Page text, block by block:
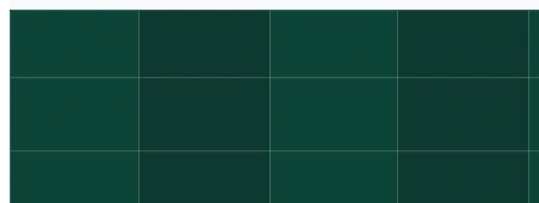
Znajdź termin, który najbardziej odpowiada wszystkim
Lista zapisów
Umożliw uczestnikom zapisywanie się na warsztaty,
Dla osób fizycznych